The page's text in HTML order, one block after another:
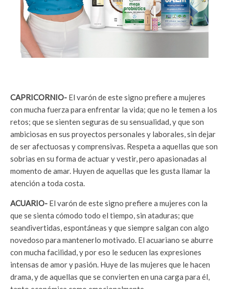
CAPRICORNIO- El varón de este signo prefiere a mujeres
con mucha fuerza para enfrentar la vida; que no le temen a los
retos; que se sienten seguras de su sensualidad, y que son
ambiciosas en sus proyectos personales y laborales, sin dejar
de ser afectuosas y comprensivas. Respeta a aquellas que son
sobrias en su forma de actuar y vestir, pero apasionadas al
momento de amar. Huyen de aquellas que les gusta llamar la
atención a toda costa.
ACUARIO- El varón de este signo prefiere a mujeres con la
que se sienta cómodo todo el tiempo, sin ataduras; que
seandivertidas, espontáneas y que siempre salgan con algo
novedoso para mantenerlo motivado. El acuariano se aburre
con mucha facilidad, y por eso le seducen las expresiones
intensas de amor y pasión. Huye de las mujeres que le hacen
drama, y de aquellas que se convierten en una carga para él,